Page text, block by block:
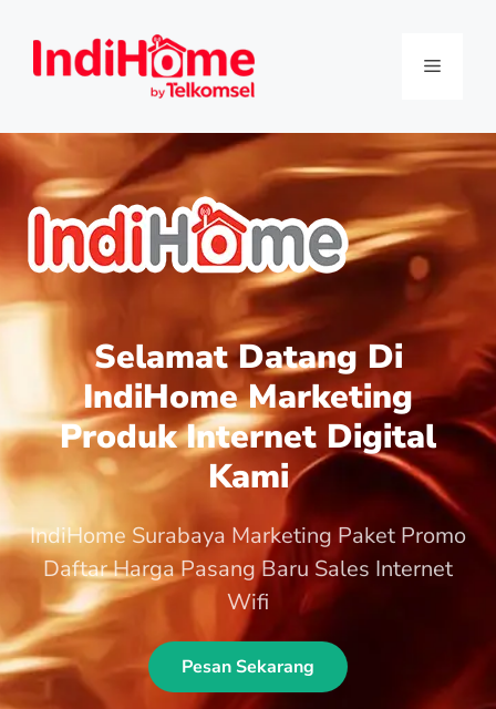
Selamat Datang Di
IndiHome Marketing
Produk Internet Digital
Kami
IndiHome Surabaya Marketing Paket Promo
Daftar Harga Pasang Baru Sales Internet
Wifi
Pesan Sekarang